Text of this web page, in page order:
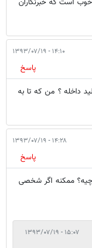
۱۴:۱۰ - ۱۳۹۳/۰۷/۱۹
پاسخ
داخله ؟ من که تا به
۱۴:۲۸ - ۱۳۹۳/۰۷/۱۹
پاسخ
ممکنه اگر شخصی
۱۵:۰۷ - ۱۳۹۳/۰۷/۱۹